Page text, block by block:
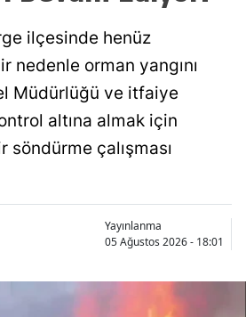
ilçesinde henüz
nedenle orman yangını
Müdürlüğü ve itfaiye
altına almak için
çalışması
Yayınlanma
05 Ağustos 2026 - 18:01